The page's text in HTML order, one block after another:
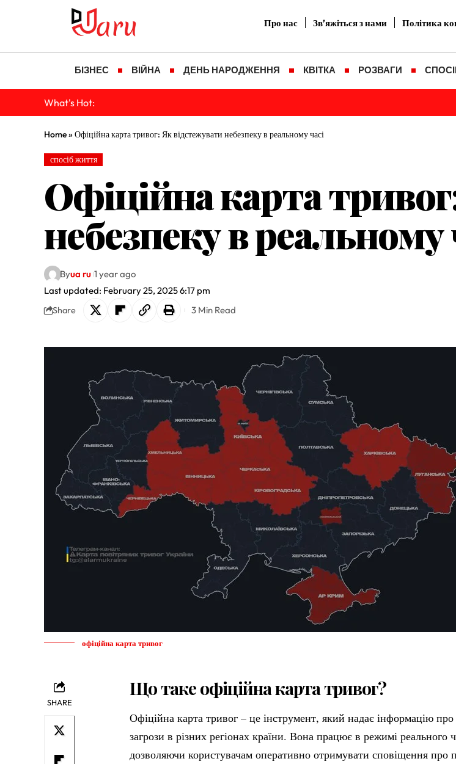
Про нас Зв’яжіться з нами Політика
БІЗНЕС ВІЙНА ДЕНЬ НАРОДЖЕННЯ КВІТКА РОЗВАГИ
What's Hot:
Home» Офіційна карта тривог: Як відстежувати небезпеку в реальному часі
спосіб життя
Офіційна карта
небезпеку в реальному
Last updated: February 25, 2025 6:17 pm
Byua ru 1 year ago
Share 3 Min Read
офіційна карта тривог
SHARE
Що таке офіційна карта тривог?
Офіційна карта тривог – це інструмент, який надає інформацію про
загрози в різних регіонах країни. Вона працює в режимі реального
дозволяючи користувачам оперативно отримувати сповіщення про